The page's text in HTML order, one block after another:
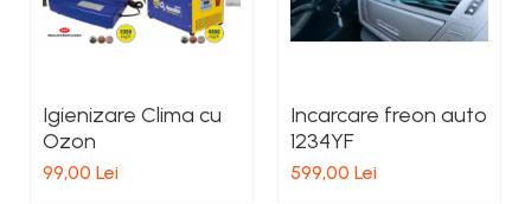
Igienizare Clima cu
Ozon
99,00 Lei
Incarcare freon auto
1234YF
599,00 Lei